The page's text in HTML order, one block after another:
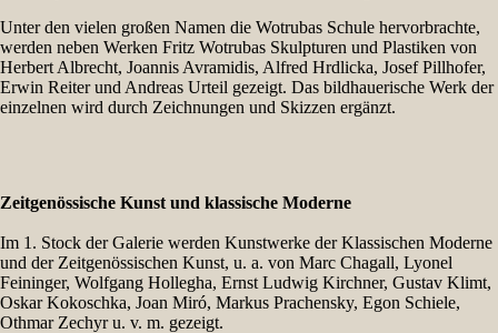
Unter den vielen großen Namen die Wotrubas Schule hervorbrachte,
werden neben Werken Fritz Wotrubas Skulpturen und Plastiken von
Herbert Albrecht, Joannis Avramidis, Alfred Hrdlicka, Josef Pillhofer,
Erwin Reiter und Andreas Urteil gezeigt. Das bildhauerische Werk der
einzelnen wird durch Zeichnungen und Skizzen ergänzt.
Zeitgenössische Kunst und klassische Moderne
Im 1. Stock der Galerie werden Kunstwerke der Klassischen Moderne
und der Zeitgenössischen Kunst, u. a. von Marc Chagall, Lyonel
Feininger, Wolfgang Hollegha, Ernst Ludwig Kirchner, Gustav Klimt,
Oskar Kokoschka, Joan Miró, Markus Prachensky, Egon Schiele,
Othmar Zechyr u. v. m. gezeigt.